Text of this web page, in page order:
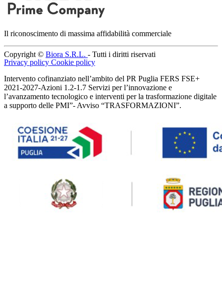
Il riconoscimento di massima affidabilità commerciale
Copyright © Biora S.R.L. - Tutti i diritti riservati
Privacy policy Cookie policy
Intervento cofinanziato nell’ambito del PR Puglia FERS FSE+
2021-2027-Azioni 1.2-1.7 Servizi per l’innovazione e
l’avanzamento tecnologico e interventi per la trasformazione digitale
a supporto delle PMI”- Avviso “TRASFORMAZIONI”.